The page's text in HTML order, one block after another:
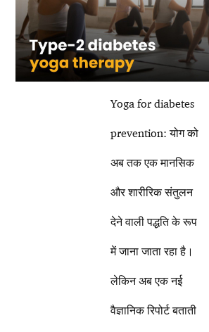
Yoga for diabetes
prevention: योग को
अब तक एक मानसिक
और शारीरिक संतुलन
देने वाली पद्धति के रूप
में जाना जाता रहा है।
लेकिन अब एक नई
वैज्ञानिक रिपोर्ट बताती